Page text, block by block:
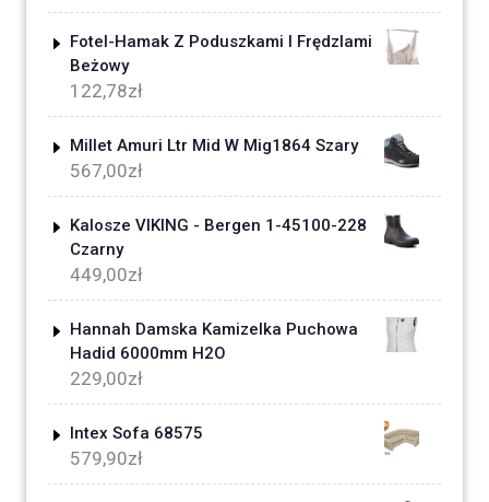
Fotel-Hamak Z Poduszkami I Frędzlami
Beżowy
122,78zł
Millet Amuri Ltr Mid W Mig1864 Szary
567,00zł
Kalosze VIKING - Bergen 1-45100-228
Czarny
449,00zł
Hannah Damska Kamizelka Puchowa
Hadid 6000mm H2O
229,00zł
Intex Sofa 68575
579,90zł